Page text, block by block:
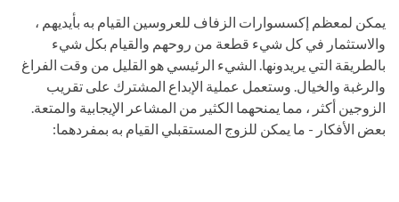
يمكن لمعظم إكسسوارات الزفاف للعروسين القيام به بأيديهم ،
والاستثمار في كل شيء قطعة من روحهم والقيام بكل شيء
بالطريقة التي يريدونها. الشيء الرئيسي هو القليل من وقت الفراغ
والرغبة والخيال. وستعمل عملية الإبداع المشترك على تقريب
الزوجين أكثر ، مما يمنحهما الكثير من المشاعر الإيجابية والمتعة.
بعض الأفكار - ما يمكن للزوج المستقبلي القيام به بمفردهما: